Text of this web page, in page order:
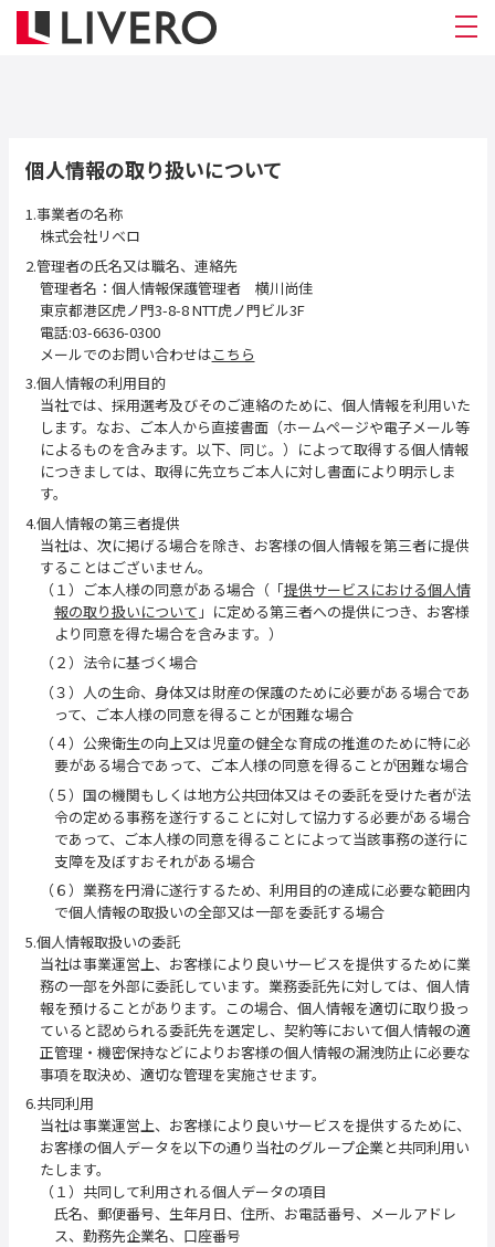
個人情報の取り扱いについて
1.事業者の名称
株式会社リベロ
2.管理者の氏名又は職名、連絡先
管理者名：個人情報保護管理者 横川尚佳
東京都港区虎ノ門3-8-8 NTT虎ノ門ビル3F
電話:03-6636-0300
メールでのお問い合わせはこちら
3.個人情報の利用目的
当社では、採用選考及びそのご連絡のために、個人情報を利用いた
します。なお、ご本人から直接書面（ホームページや電子メール等
によるものを含みます。以下、同じ。）によって取得する個人情報
につきましては、取得に先立ちご本人に対し書面により明示しま
す。
4.個人情報の第三者提供
当社は、次に掲げる場合を除き、お客様の個人情報を第三者に提供
することはございません。
（１）ご本人様の同意がある場合（「提供サービスにおける個人情
報の取り扱いについて 」に定める第三者への提供につき、お客様
より同意を得た場合を含みます。）
（２）法令に基づく場合
（３）人の生命、身体又は財産の保護のために必要がある場合であ
って、ご本人様の同意を得ることが困難な場合
（４）公衆衛生の向上又は児童の健全な育成の推進のために特に必
要がある場合であって、ご本人様の同意を得ることが困難な場合
（５）国の機関もしくは地方公共団体又はその委託を受けた者が法
令の定める事務を遂行することに対して協力する必要がある場合
であって、ご本人様の同意を得ることによって当該事務の遂行に
支障を及ぼすおそれがある場合
（６）業務を円滑に遂行するため、利用目的の達成に必要な範囲内
で個人情報の取扱いの全部又は一部を委託する場合
5.個人情報取扱いの委託
当社は事業運営上、お客様により良いサービスを提供するために業
務の一部を外部に委託しています。業務委託先に対しては、個人情
報を預けることがあります。この場合、個人情報を適切に取り扱っ
ていると認められる委託先を選定し、契約等において個人情報の適
正管理・機密保持などによりお客様の個人情報の漏洩防止に必要な
事項を取決め、適切な管理を実施させます。
6.共同利用
当社は事業運営上、お客様により良いサービスを提供するために、
お客様の個人データを以下の通り当社のグループ企業と共同利用い
たします。
（１）共同して利用される個人データの項目
氏名、郵便番号、生年月日、住所、お電話番号、メールアドレ
ス、勤務先企業名、口座番号